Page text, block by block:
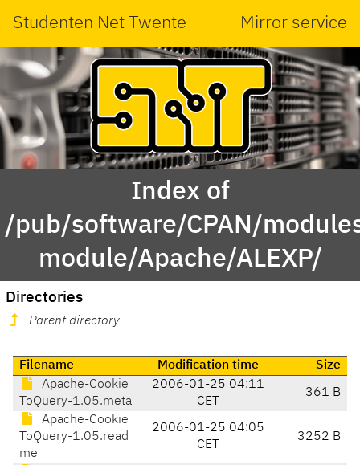
Studenten Net Twente Mirror service
Index of
/pub/software/CPAN/
module/Apache/ALEXP/
Directories
Parent directory
Filename Modification time
Size
Apache-Cookie
ToQuery-1.05.meta
2006-01-25 04:11
CET
361 B
Apache-Cookie
ToQuery-1.05.read
me
2006-01-25 04:05
CET
3252 B